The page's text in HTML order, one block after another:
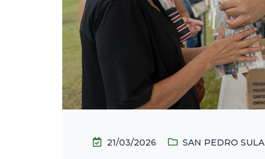
21/03/2026 SAN PEDRO SULA